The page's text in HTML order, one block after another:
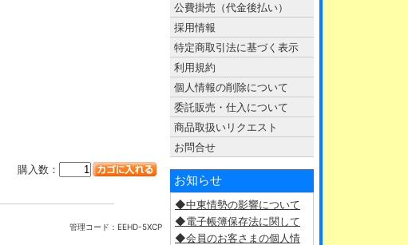
購入数：
管理コード： EEHD-5XCP
公費掛売（代金後払い）
採用情報
特定商取引法に基づく表示
利用規約
個人情報の削除について
委託販売・仕入について
商品取扱いリクエスト
お問合せ
お知らせ
◆中東情勢の影響について
◆電子帳簿保存法に関して
◆会員のお客さまの個人情